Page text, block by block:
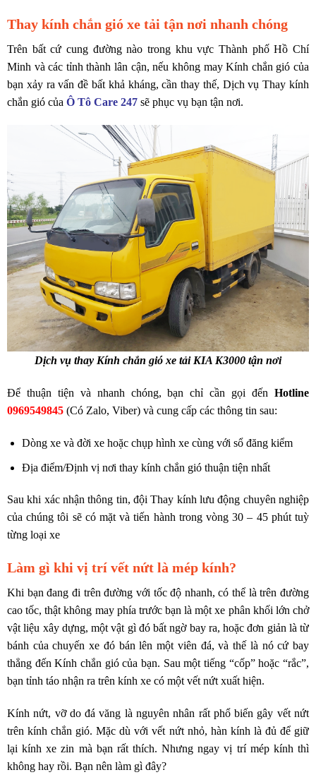
Thay kính chắn gió xe tải tận nơi nhanh chóng
Trên bất cứ cung đường nào trong khu vực Thành phố Hồ Chí
Minh và các tỉnh thành lân cận, nếu không may Kính chắn gió của
bạn xảy ra vấn đề bất khả kháng, cần thay thế, Dịch vụ Thay kính
chắn gió của Ô Tô Care 247 sẽ phục vụ bạn tận nơi.
Dịch vụ thay Kính chắn gió xe tải KIA K3000 tận nơi
Để thuận tiện và nhanh chóng, bạn chỉ cần gọi đến Hotline
0969549845 (Có Zalo, Viber) và cung cấp các thông tin sau:
Dòng xe và đời xe hoặc chụp hình xe cùng với sổ đăng kiểm
Địa điểm/Định vị nơi thay kính chắn gió thuận tiện nhất
Sau khi xác nhận thông tin, đội Thay kính lưu động chuyên nghiệp
của chúng tôi sẽ có mặt và tiến hành trong vòng 30 – 45 phút tuỳ
từng loại xe
Làm gì khi vị trí vết nứt là mép kính?
Khi bạn đang đi trên đường với tốc độ nhanh, có thể là trên đường
cao tốc, thật không may phía trước bạn là một xe phân khối lớn chở
vật liệu xây dựng, một vật gì đó bất ngờ bay ra, hoặc đơn giản là từ
bánh của chuyến xe đó bán lên một viên đá, và thế là nó cứ bay
thẳng đến Kính chắn gió của bạn. Sau một tiếng “cốp” hoặc “rắc”,
bạn tỉnh táo nhận ra trên kính xe có một vết nứt xuất hiện.
Kính nứt, vỡ do đá văng là nguyên nhân rất phổ biến gây vết nứt
trên kính chắn gió. Mặc dù với vết nứt nhỏ, hàn kính là đủ để giữ
lại kính xe zin mà bạn rất thích. Nhưng ngay vị trí mép kính thì
không hay rồi. Bạn nên làm gì đây?